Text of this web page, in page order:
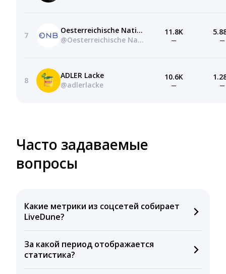
7
Oesterreichische Nationalbank (OeNB)
@Oesterreichische Nationalbank (OeNB)
11.8K
— —
8
ADLER Lacke
@adlerlacke
10.6K
— —
Часто задаваемые
вопросы
Какие метрики из соцсетей собирает
LiveDune?
комментариев, кликов, репостов, охватов и
динамике числа подписчиков. Рекомендуем время
За какой период отображается
статистика?